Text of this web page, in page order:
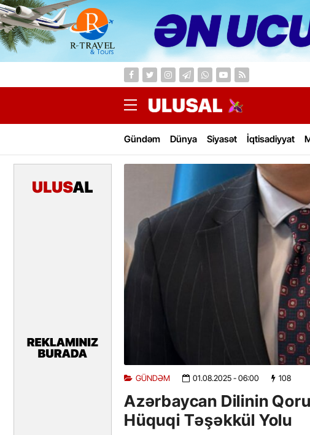
Gündəm Dünya Siyasət İqtisadiyyat
GÜNDƏM 01.08.2025- 06:00 108
Azərbaycan Dilinin
Hüquqi Təşəkkül Yolu